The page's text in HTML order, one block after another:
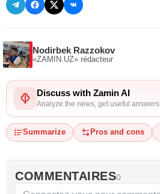
Nodirbek Razzokov
«ZAMIN.UZ» rédacteur
Discuss with Zamin AI
Analyze the news, get useful answers
Summarize Pros and cons
COMMENTAIRES0